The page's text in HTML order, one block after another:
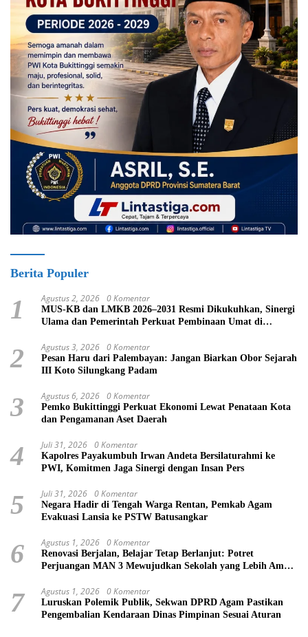
Berita Populer
1 Agustus 2, 2026 0 Komentar
MUS-KB dan LMKB 2026–2031 Resmi Dikukuhkan, Sinergi
Ulama dan Pemerintah Perkuat Pembinaan Umat di
2 Agustus 3, 2026 0 Komentar
Pesan Haru dari Palembayan: Jangan Biarkan Obor Sejarah
III Koto Silungkang Padam
3 Agustus 6, 2026 0 Komentar
Pemko Bukittinggi Perkuat Ekonomi Lewat Penataan Kota
dan Pengamanan Aset Daerah
4 Juli 31, 2026 0 Komentar
Kapolres Payakumbuh Irwan Andeta Bersilaturahmi ke
PWI, Komitmen Jaga Sinergi dengan Insan Pers
5 Juli 31, 2026 0 Komentar
Negara Hadir di Tengah Warga Rentan, Pemkab Agam
Evakuasi Lansia ke PSTW Batusangkar
6 Agustus 1, 2026 0 Komentar
Renovasi Berjalan, Belajar Tetap Berlanjut: Potret
Perjuangan MAN 3 Mewujudkan Sekolah yang Lebih Aman
7 Agustus 1, 2026 0 Komentar
Luruskan Polemik Publik, Sekwan DPRD Agam Pastikan
Pengembalian Kendaraan Dinas Pimpinan Sesuai Aturan